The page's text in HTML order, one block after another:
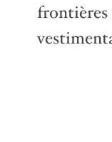
frontières